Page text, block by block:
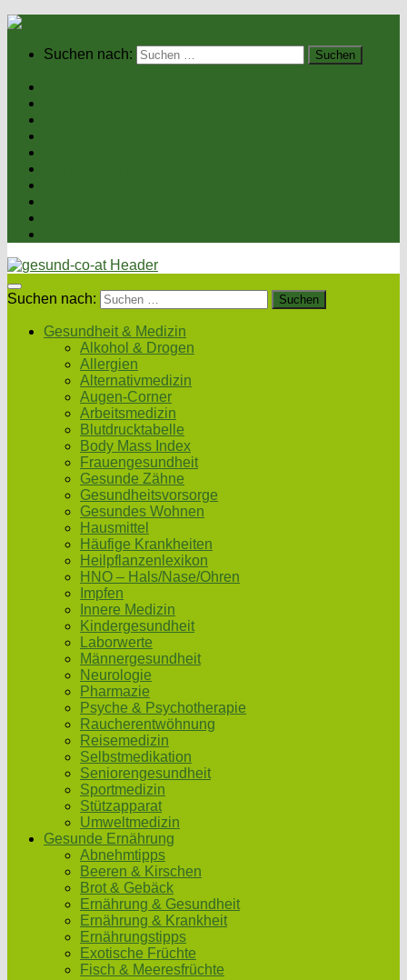
Suchen nach:
Suchen nach:
Gesundheit & Medizin
Alkohol & Drogen
Allergien
Alternativmedizin
Augen-Corner
Arbeitsmedizin
Blutdrucktabelle
Body Mass Index
Frauengesundheit
Gesunde Zähne
Gesundheitsvorsorge
Gesundes Wohnen
Hausmittel
Häufige Krankheiten
Heilpflanzenlexikon
HNO – Hals/Nase/Ohren
Impfen
Innere Medizin
Kindergesundheit
Laborwerte
Männergesundheit
Neurologie
Pharmazie
Psyche & Psychotherapie
Raucherentwöhnung
Reisemedizin
Selbstmedikation
Seniorengesundheit
Sportmedizin
Stützapparat
Umweltmedizin
Gesunde Ernährung
Abnehmtipps
Beeren & Kirschen
Brot & Gebäck
Ernährung & Gesundheit
Ernährung & Krankheit
Ernährungstipps
Exotische Früchte
Fisch & Meeresfrüchte